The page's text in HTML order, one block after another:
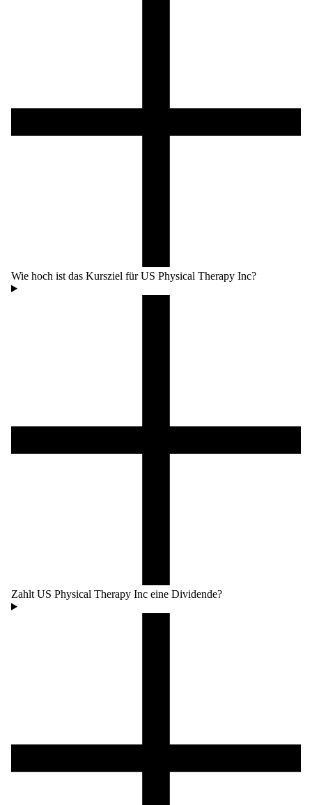
Wie hoch ist das Kursziel für US Physical Therapy Inc?
Zahlt US Physical Therapy Inc eine Dividende?